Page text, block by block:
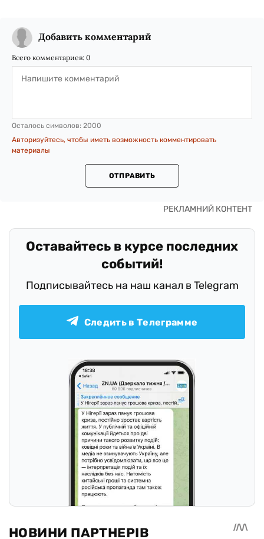
Добавить комментарий
Всего комментариев: 0
Осталось символов: 2000
Авторизуйтесь, чтобы иметь возможность комментировать
материалы
ОТПРАВИТЬ
Оставайтесь в курсе последних
событий!
Подписывайтесь на наш канал в Telegram
Следить в Телеграмме